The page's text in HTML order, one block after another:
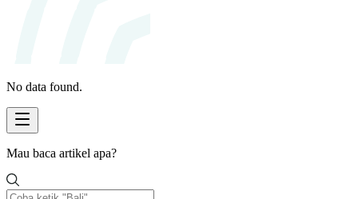
No data found.
Mau baca artikel apa?